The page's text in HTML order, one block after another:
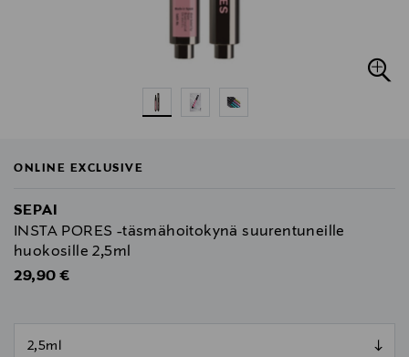
ONLINE EXCLUSIVE
SEPAI
INSTA PORES -täsmähoitokynä suurentuneille
huokosille 2,5ml
Original Price
29,90 €
null